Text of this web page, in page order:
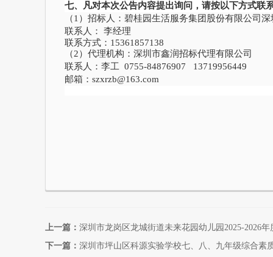
七、凡对本次公告内容提出询问，请按以下方式联
（1）招标人：碧桂园生活服务集团股份有限公司
联系人：
李经理
联系方式： 15361857138
（2）代理机构：深圳市鑫润招标代理有限公司
联系人：李工 0755-84876907 13719956449
邮箱： szxrzb@163.com
上一篇： 深圳市龙岗区龙城街道未来花园幼儿园2025-2026
下一篇： 深圳市坪山区科源实验学校七、八、九年级综合素